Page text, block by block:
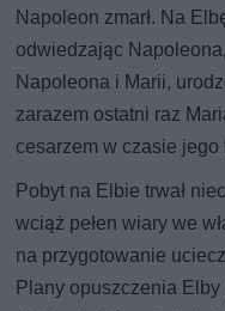
Napoleon zmarł. Na
odwiedzając
Napoleona i Marii,
zarazem ostatni raz
cesarzem w czasie
Pobyt na Elbie trwał
wciąż pełen wiary we
na przygotowanie
Plany opuszczenia